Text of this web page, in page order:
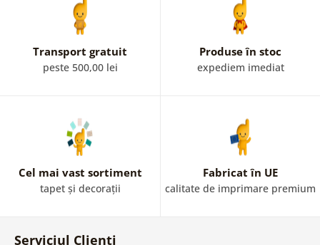
Transport gratuit
peste 500,00 lei
Produse în stoc
expediem imediat
Cel mai vast sortiment
tapet și decorații
Fabricat în UE
calitate de imprimare premium
Serviciul Clienți